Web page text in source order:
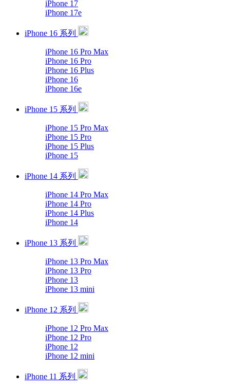
iPhone 17
iPhone 17e
iPhone 16 系列
iPhone 16 Pro Max
iPhone 16 Pro
iPhone 16 Plus
iPhone 16
iPhone 16e
iPhone 15 系列
iPhone 15 Pro Max
iPhone 15 Pro
iPhone 15 Plus
iPhone 15
iPhone 14 系列
iPhone 14 Pro Max
iPhone 14 Pro
iPhone 14 Plus
iPhone 14
iPhone 13 系列
iPhone 13 Pro Max
iPhone 13 Pro
iPhone 13
iPhone 13 mini
iPhone 12 系列
iPhone 12 Pro Max
iPhone 12 Pro
iPhone 12
iPhone 12 mini
iPhone 11 系列